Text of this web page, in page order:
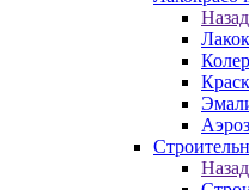
Назад
Колер
Назад